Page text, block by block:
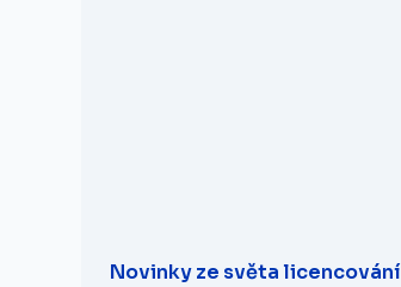
Novinky ze světa licencování